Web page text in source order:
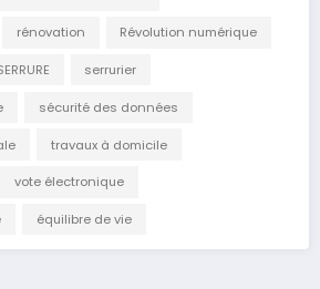
rénovation Révolution numérique
serrurier
sécurité des données
travaux à domicile
vote électronique
équilibre de vie